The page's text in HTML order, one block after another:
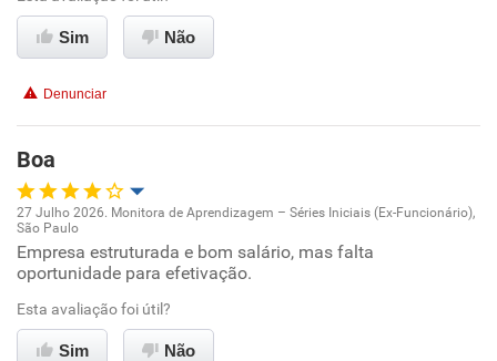
Benefícios
Sim Não
Denunciar
Boa
Oportunidade de promoção
Conciliação com a vida familiar
27 Julho 2026. Monitora de Aprendizagem – Séries Iniciais (Ex-Funcionário),
São Paulo
Empresa estruturada e bom salário, mas falta
oportunidade para efetivação.
Esta avaliação foi útil?
Sim Não